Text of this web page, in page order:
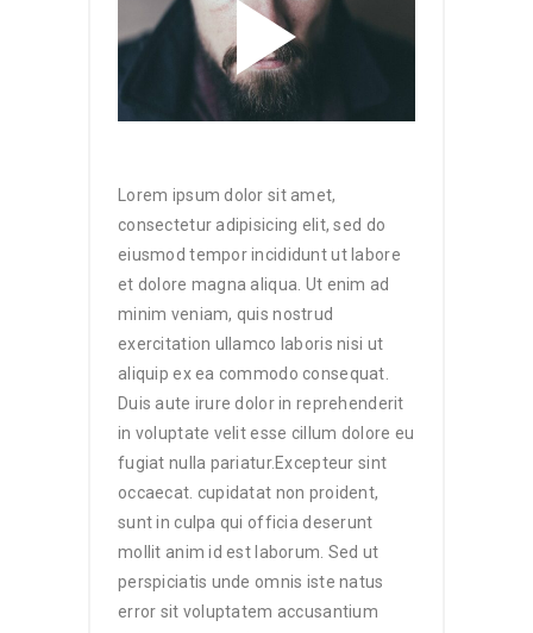
Lorem ipsum dolor sit amet,
consectetur adipisicing elit, sed do
eiusmod tempor incididunt ut labore
et dolore magna aliqua. Ut enim ad
minim veniam, quis nostrud
exercitation ullamco laboris nisi ut
aliquip ex ea commodo consequat.
Duis aute irure dolor in reprehenderit
in voluptate velit esse cillum dolore eu
fugiat nulla pariatur.Excepteur sint
occaecat. cupidatat non proident,
sunt in culpa qui officia deserunt
mollit anim id est laborum. Sed ut
perspiciatis unde omnis iste natus
error sit voluptatem accusantium